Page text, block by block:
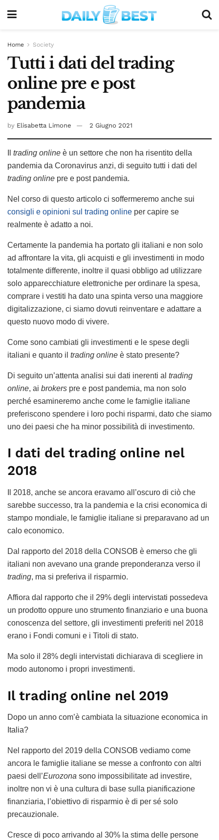
Home Society
Tutti i dati del trading
online pre e post
pandemia
by Elisabetta Limone 2 Giugno 2021
trading online è un settore che non ha risentito della
pandemia da Coronavirus anzi, di seguito tutti i dati del
trading online pre e post pandemia.
Nel corso di questo articolo ci soffermeremo anche sui
consigli e opinioni sul trading online per capire se
realmente è adatto a noi.
Certamente la pandemia ha portato gli italiani e non solo
ad affrontare la vita, gli acquisti e gli investimenti in modo
totalmente differente, inoltre il quasi obbligo ad utilizzare
solo apparecchiature elettroniche per ordinare la spesa,
comprare i vestiti ha dato una spinta verso una maggiore
digitalizzazione, ci siamo dovuti reinventare e adattare a
questo nuovo modo di vivere.
Come sono cambiati gli investimenti e le spese degli
italiani e quanto il trading online è stato presente?
Di seguito un’attenta analisi sui dati inerenti al trading
online, ai brokers pre e post pandemia, ma non solo
perché esamineremo anche come le famiglie italiane
preferiscono spendere i loro pochi risparmi, dato che siamo
uno dei paesi che ha minor possibilità di investimento.
I dati del trading online nel
2018
Il 2018, anche se ancora eravamo all’oscuro di ciò che
sarebbe successo, tra la pandemia e la crisi economica di
stampo mondiale, le famiglie italiane si preparavano ad un
calo economico.
Dal rapporto del 2018 della CONSOB è emerso che gli
italiani non avevano una grande preponderanza verso il
trading, ma si preferiva il risparmio.
Affiora dal rapporto che il 29% degli intervistati possedeva
un prodotto oppure uno strumento finanziario e una buona
conoscenza del settore, gli investimenti preferiti nel 2018
erano i Fondi comuni e i Titoli di stato.
Ma solo il 28% degli intervistati dichiarava di scegliere in
modo autonomo i propri investimenti.
Il trading online nel 2019
Dopo un anno com’è cambiata la situazione economica in
Italia?
Nel rapporto del 2019 della CONSOB vediamo come
ancora le famiglie italiane se messe a confronto con altri
paesi dell’Eurozona sono impossibilitate ad investire,
inoltre non vi è una cultura di base sulla pianificazione
finanziaria, l’obiettivo di risparmio è di per sé solo
precauzionale.
Cresce di poco arrivando al 30% la stima delle persone